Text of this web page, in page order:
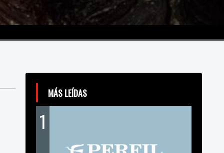
MÁS LEÍDAS
1